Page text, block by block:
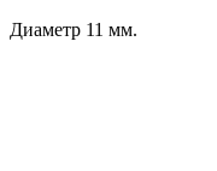
Диаметр 11 мм.